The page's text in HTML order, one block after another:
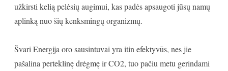
užkirsti kelią pelėsių augimui, kas padės apsaugoti jūsų namų
aplinką nuo šių kenksmingų organizmų.
Švari Energija oro sausintuvai yra itin efektyvūs, nes jie
pašalina perteklinę drėgmę ir CO2, tuo pačiu metu gerindami